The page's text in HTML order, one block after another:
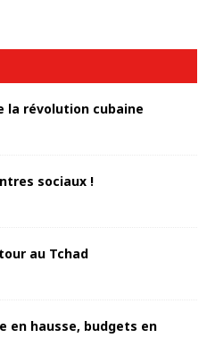
la révolution cubaine
sociaux !
au Tchad
en hausse, budgets en